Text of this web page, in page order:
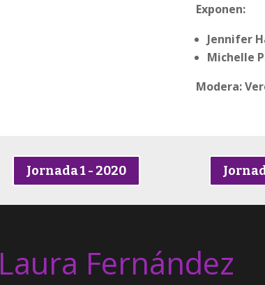
Exponen:
Jennifer
Michelle
Modera:
Jornada 1 - 2020
Laura Fernández